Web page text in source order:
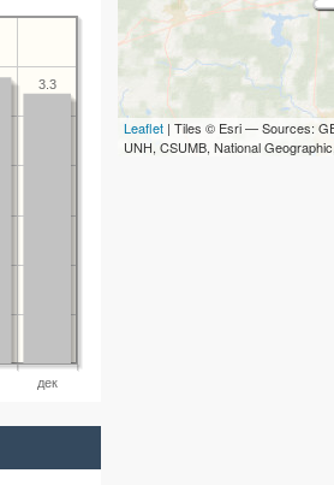
дек
3.3
Leaflet | Tiles © Esri — Sources:
UNH, CSUMB, National